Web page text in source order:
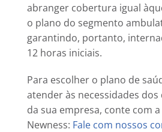
abranger cobertura igual
o plano do segmento
garantindo, portanto,
12 horas iniciais.
Para escolher o plano de
atender às necessidades
da sua empresa, conte com
Newness: Fale com nossos